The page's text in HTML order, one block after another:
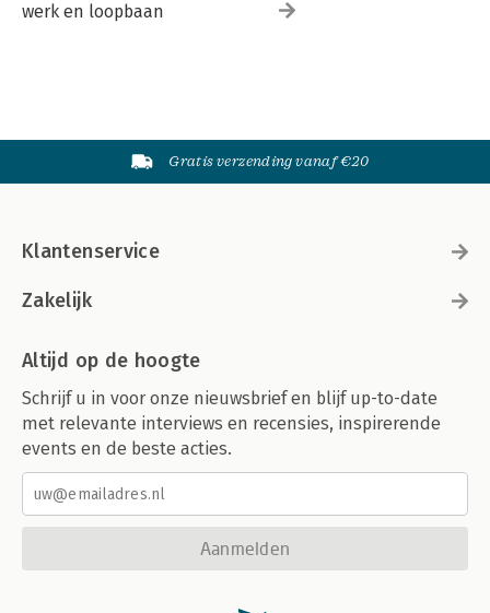
werk en loopbaan
Gratis verzending vanaf €20
Klantenservice
Zakelijk
Altijd op de hoogte
Schrijf u in voor onze nieuwsbrief en blijf up-to-date
met relevante interviews en recensies, inspirerende
events en de beste acties.
Aanmelden